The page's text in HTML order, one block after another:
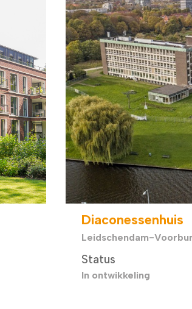
Diaconessenhuis
Leidschendam-
Status
In ontwikkeling